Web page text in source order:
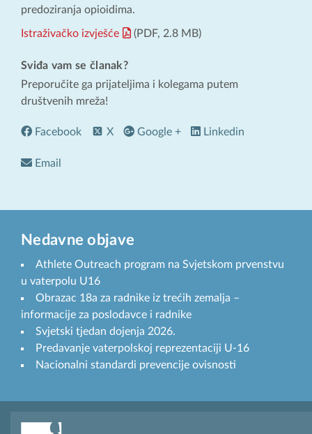
predoziranja opioidima.
Istraživačko izvješće (PDF, 2.8 MB)
Sviđa vam se članak?
Preporučite ga prijateljima i kolegama putem
društvenih mreža!
Facebook X Google + Linkedin
Email
Nedavne objave
Athlete Outreach program na Svjetskom prvenstvu
u vaterpolu U16
Obrazac 18a za radnike iz trećih zemalja –
informacije za poslodavce i radnike
Svjetski tjedan dojenja 2026.
Predavanje vaterpolskoj reprezentaciji U-16
Nacionalni standardi prevencije ovisnosti